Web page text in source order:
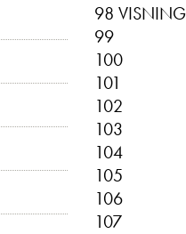
98
99
100
101
102
103
104
105
106
107